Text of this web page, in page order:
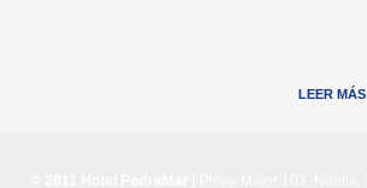
LEER MÁS